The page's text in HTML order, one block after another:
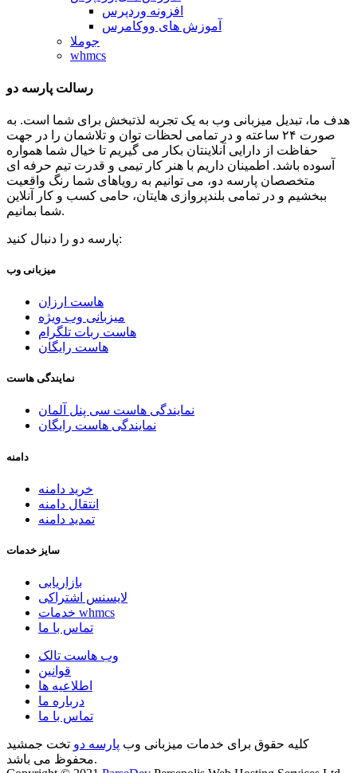
افزونه وردپرس
آموزش های ووکامرس
جوملا
whmcs
رسالت پارسه دو
هدف ما، تبدیل میزبانی وب به یک تجربه لذتبخش برای شما است. به
صورت ۲۴ ساعته و در تمامی لحظات توان و تلاشمان را در جهت
حفاظت از دارایی آنلاینتان بکار می گیریم تا خیال شما همواره
آسوده باشد. اطمینان داریم با هنر کار تیمی و قدرت تیم حرفه ای
متخصصان پارسه دو، می توانیم به رویاهای شما رنگ واقعیت
ببخشیم و در تمامی بلندپروازی هایتان، حامی کسب و کار آنلاین
شما بمانیم.
پارسه دو را دنبال کنید:
میزبانی وب
هاست ارزان
میزبانی وب ویژه
هاست ربات تلگرام
هاست رایگان
نمایندگی هاست
نمایندگی هاست سی پنل آلمان
نمایندگی هاست رایگان
دامنه
خرید دامنه
انتقال دامنه
تمدید دامنه
سایز خدمات
بازاریابی
لایسنس اشتراکی
خدمات whmcs
تماس با ما
وب هاست تالک
قوانین
اطلاعیه ها
درباره ما
تماس با ما
کلیه حقوق برای خدمات میزبانی وب پارسه دو تخت جمشید
محفوظ می باشد.